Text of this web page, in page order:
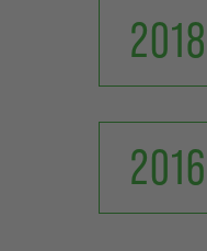
2018
2016